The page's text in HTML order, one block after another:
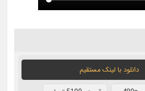
دانلود با لينک مستقيم